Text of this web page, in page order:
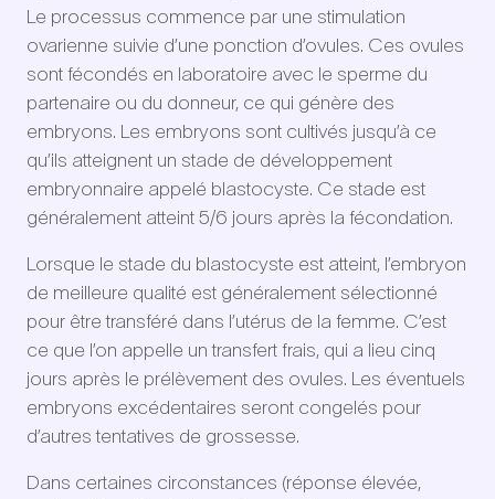
Le processus commence par une stimulation
ovarienne suivie d’une ponction d’ovules. Ces ovules
sont fécondés en laboratoire avec le sperme du
partenaire ou du donneur, ce qui génère des
embryons. Les embryons sont cultivés jusqu’à ce
qu’ils atteignent un stade de développement
embryonnaire appelé blastocyste. Ce stade est
généralement atteint 5/6 jours après la fécondation.
Lorsque le stade du blastocyste est atteint, l’embryon
de meilleure qualité est généralement sélectionné
pour être transféré dans l’utérus de la femme. C’est
ce que l’on appelle un transfert frais, qui a lieu cinq
jours après le prélèvement des ovules. Les éventuels
embryons excédentaires seront congelés pour
d’autres tentatives de grossesse.
Dans certaines circonstances (réponse élevée,